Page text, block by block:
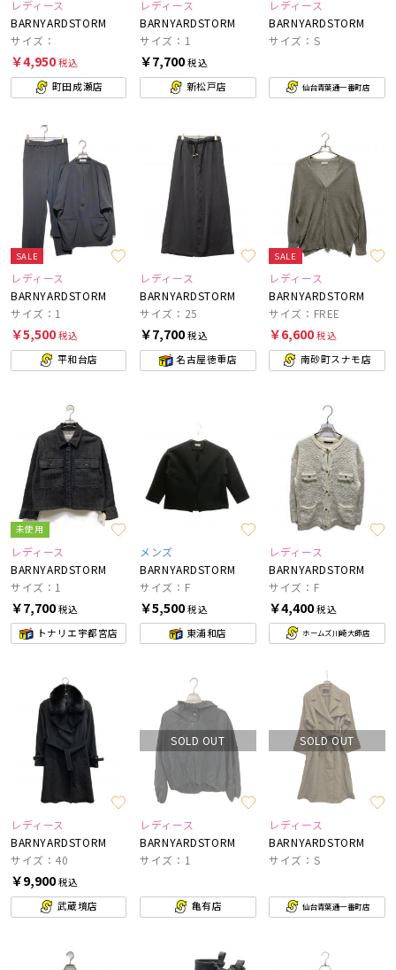
レディース
BARNYARDSTORM
サイズ：
￥4,950税込
町田成瀬店
レディース
BARNYARDSTORM
サイズ：1
￥7,700税込
新松戸店
レディース
BARNYARDSTORM
サイズ：S
仙台青葉通一番町店
SALE
レディース
BARNYARDSTORM
サイズ：1
￥5,500税込
平和台店
レディース
BARNYARDSTORM
サイズ：25
￥7,700税込
名古屋徳重店
SALE
レディース
BARNYARDSTORM
サイズ：FREE
￥6,600税込
南砂町スナモ店
未使用
レディース
BARNYARDSTORM
サイズ：1
￥7,700税込
トナリエ宇都宮店
メンズ
BARNYARDSTORM
サイズ：F
￥5,500税込
東浦和店
レディース
BARNYARDSTORM
サイズ：F
￥4,400税込
ホームズ川崎大師店
レディース
BARNYARDSTORM
サイズ：40
￥9,900税込
武蔵境店
SOLD OUT
レディース
BARNYARDSTORM
サイズ：1
亀有店
SOLD OUT
レディース
BARNYARDSTORM
サイズ：S
仙台青葉通一番町店